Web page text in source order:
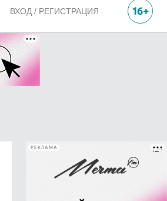
ВХОД / РЕГИСТРАЦИЯ
РЕКЛАМА